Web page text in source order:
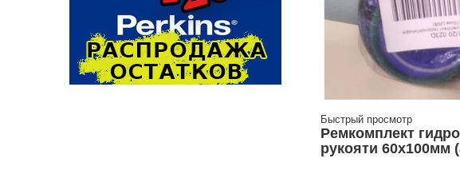
Быстрый просмотр
Ремкомплект
рукояти 60х100мм